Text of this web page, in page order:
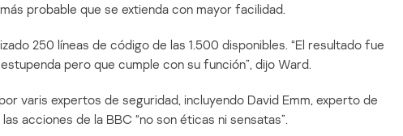
probable que se extienda con mayor facilidad.
250 líneas de código de las 1.500 disponibles. “El resultado fue
pero que cumple con su función”, dijo Ward.
varis expertos de seguridad, incluyendo David Emm, experto de
acciones de la BBC “no son éticas ni sensatas”.